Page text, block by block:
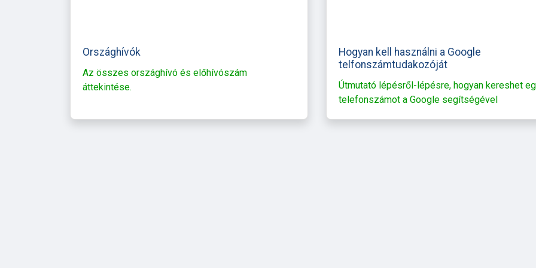
Országhívók
Az összes országhívó és előhívószám
áttekintése.
Hogyan kell használni a Google
telfonszámtudakozóját
Útmutató lépésről-lépésre, hogyan kereshet
telefonszámot a Google segítségével